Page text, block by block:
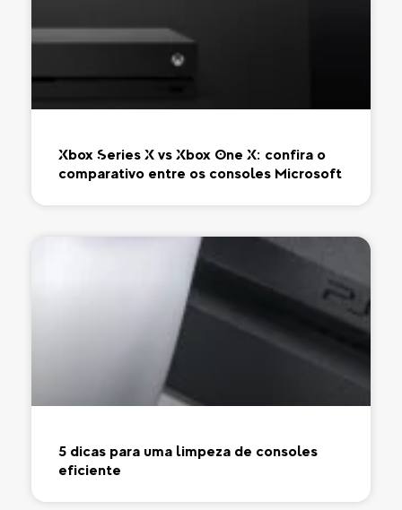
Xbox Series X vs Xbox One X: confira o
comparativo entre os consoles Microsoft
5 dicas para uma limpeza de consoles
eficiente